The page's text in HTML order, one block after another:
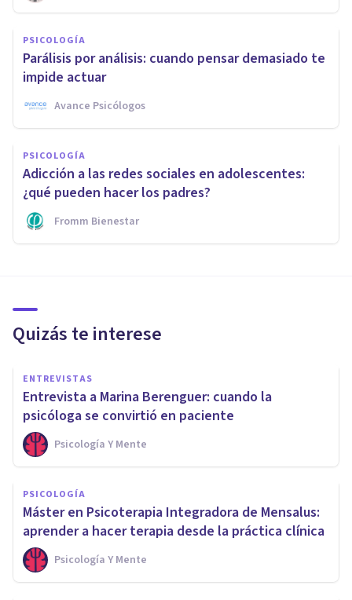
PSICOLOGÍA
Parálisis por análisis: cuando pensar demasiado te
impide actuar
Avance Psicólogos
PSICOLOGÍA
Adicción a las redes sociales en adolescentes:
¿qué pueden hacer los padres?
Fromm Bienestar
Quizás te interese
ENTREVISTAS
Entrevista a Marina Berenguer: cuando la
psicóloga se convirtió en paciente
Psicología Y Mente
PSICOLOGÍA
Máster en Psicoterapia Integradora de Mensalus:
aprender a hacer terapia desde la práctica clínica
Psicología Y Mente